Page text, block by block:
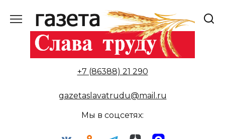
содержанию
+7 (86388) 21 290
gazetaslavatrudu@mail.ru
Мы в соцсетях: